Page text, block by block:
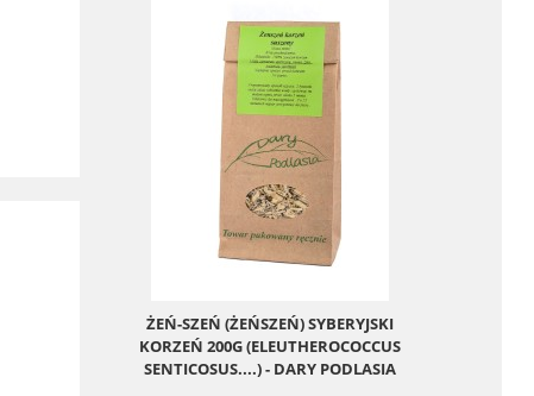
ŻEŃ-SZEŃ (ŻEŃSZEŃ) SYBERYJSKI
KORZEŃ 200G (ELEUTHEROCOCCUS
SENTICOSUS....) - DARY PODLASIA